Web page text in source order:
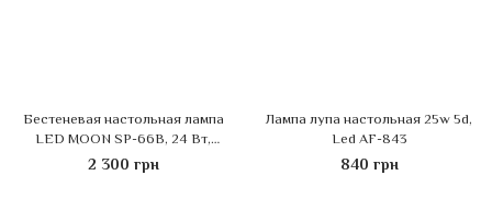
Бестеневая настольная лампа
LED MOON SP-66B, 24 Вт,
Белая
2 300 грн
Лампа лупа настольная 25w 5d,
Led AF-843
840 грн